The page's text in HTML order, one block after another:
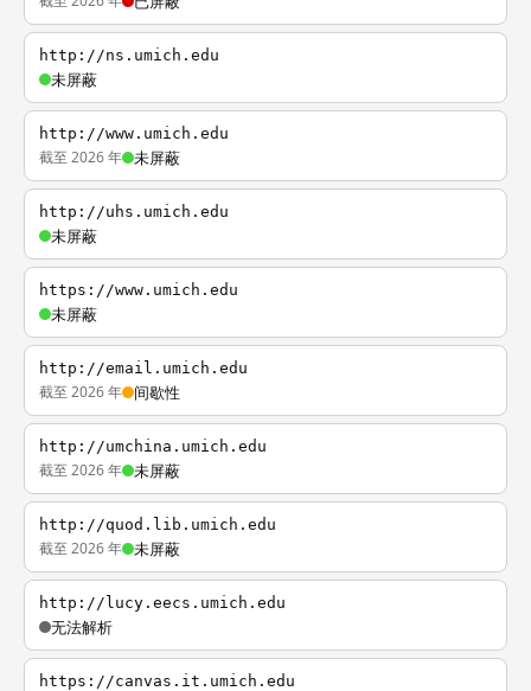
http://ns.umich.edu
未屏蔽
http://www.umich.edu
截至 2026 年 未屏蔽
http://uhs.umich.edu
未屏蔽
https://www.umich.edu
未屏蔽
http://email.umich.edu
截至 2026 年 间歇性
http://umchina.umich.edu
截至 2026 年 未屏蔽
http://quod.lib.umich.edu
截至 2026 年 未屏蔽
http://lucy.eecs.umich.edu
无法解析
https://canvas.it.umich.edu